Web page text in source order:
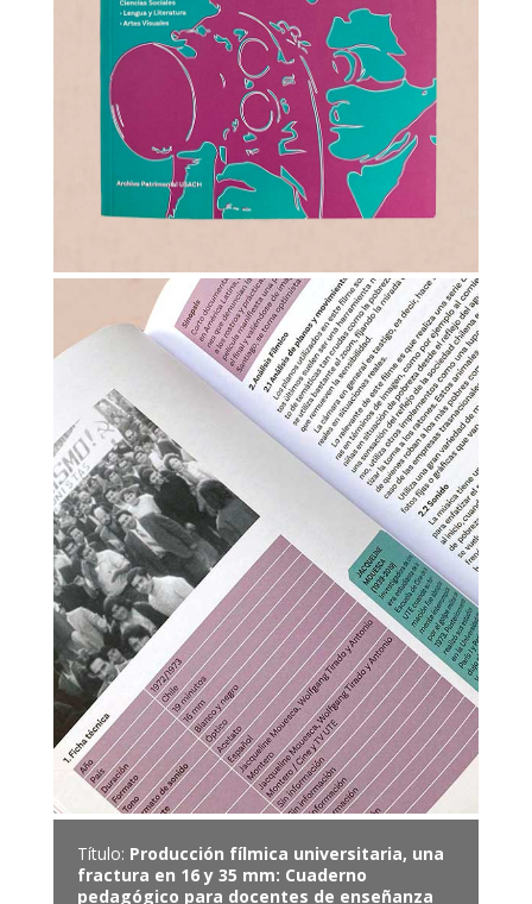
Título: Producción fílmica universitaria, una
fractura en 16 y 35 mm: Cuaderno
pedagógico para docentes de enseñanza